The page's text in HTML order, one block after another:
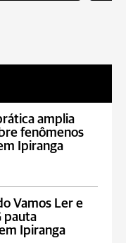
amplia
fenômenos
Ipiranga
Vamos Ler e
pauta
Ipiranga